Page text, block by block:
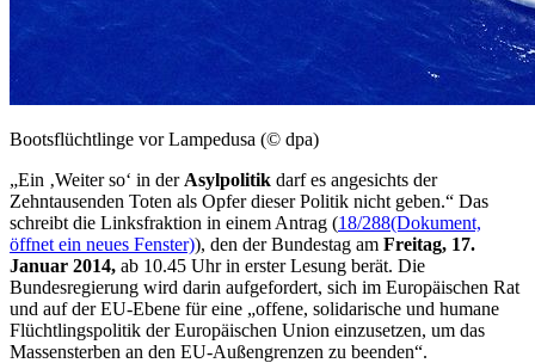
Bootsflüchtlinge vor Lampedusa (© dpa)
„Ein ‚Weiter so‘ in der Asylpolitik darf es angesichts der
Zehntausenden Toten als Opfer dieser Politik nicht geben.“ Das
schreibt die Linksfraktion in einem Antrag (18/288(Dokument,
öffnet ein neues Fenster)), den der Bundestag am Freitag, 17.
Januar 2014, ab 10.45 Uhr in erster Lesung berät. Die
Bundesregierung wird darin aufgefordert, sich im Europäischen Rat
und auf der EU-Ebene für eine „offene, solidarische und humane
Flüchtlingspolitik der Europäischen Union einzusetzen, um das
Massensterben an den EU-Außengrenzen zu beenden“.